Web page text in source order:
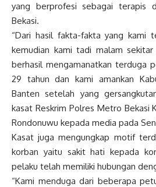
yang berprofesi sebagai terapis
Bekasi.
“Dari hasil fakta-fakta yang kami
kemudian kami tadi malam
berhasil mengamanatkan terduga
29 tahun dan kami amankan
Banten setelah yang
kasat Reskrim Polres Metro Bekasi
Rondonuwu kepada media pada
Kasat juga mengungkap motif
korban yaitu sakit hati kepada
pelaku telah memiliki hubungan
“Kami menduga dari beberapa